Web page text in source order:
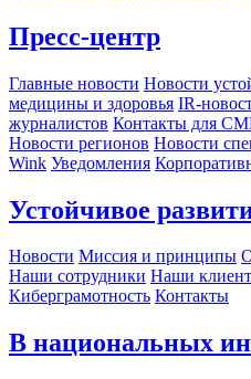
Пресс-центр
Главные новости Новости
медицины и здоровья IR-
журналистов Контакты для
Новости регионов Новости
Wink Уведомления
Устойчивое
Новости Миссия и принципы
Наши сотрудники Наши
Киберграмотность Контакты
В национальных